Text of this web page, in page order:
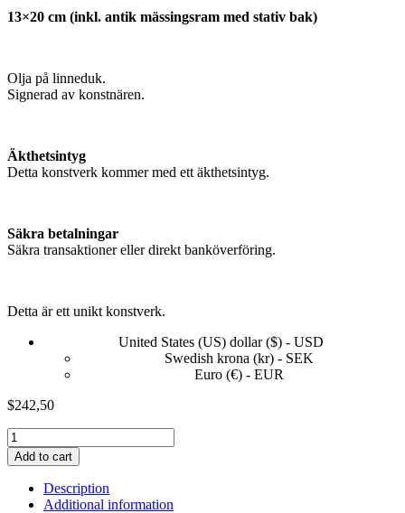
13×20 cm (inkl. antik mässingsram med stativ bak)
Olja på linneduk.
Signerad av konstnären.
Äkthetsintyg
Detta konstverk kommer med ett äkthetsintyg.
Säkra betalningar
Säkra transaktioner eller direkt banköverföring.
Detta är ett unikt konstverk.
United States (US) dollar ($) - USD
Swedish krona (kr) - SEK
Euro (€) - EUR
$242,50
Ready
for
picnic
quantity
Add to cart
Description
Additional information